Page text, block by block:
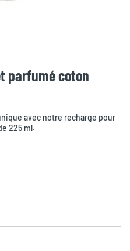
parfumé coton
avec notre recharge pour
225 ml.